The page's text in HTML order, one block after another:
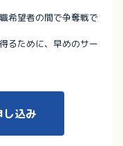
希望者の間で争奪戦で
るために、早めのサー
し込み